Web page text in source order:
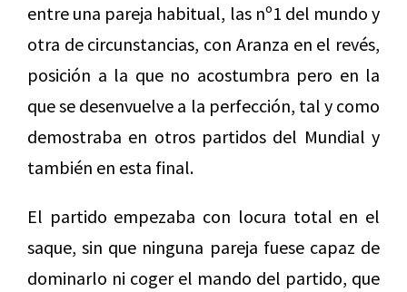
entre una pareja habitual, las nº1 del mundo y
otra de circunstancias, con Aranza en el revés,
posición a la que no acostumbra pero en la
que se desenvuelve a la perfección, tal y como
demostraba en otros partidos del Mundial y
también en esta final.
El partido empezaba con locura total en el
saque, sin que ninguna pareja fuese capaz de
dominarlo ni coger el mando del partido, que